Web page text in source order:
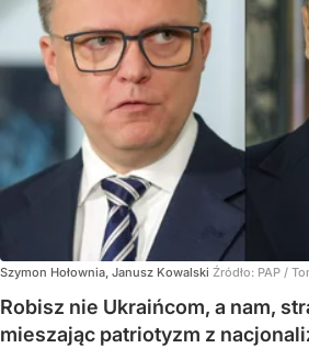
Szymon Hołownia, Janusz Kowalski Źródło: PAP /
Robisz nie Ukraińcom, a nam,
mieszając patriotyzm z